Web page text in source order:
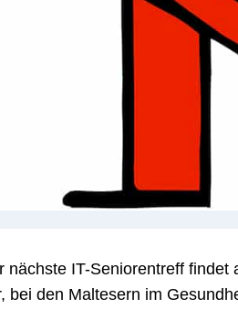
nächste IT-Seniorentrefffindet
bei den Maltesern im